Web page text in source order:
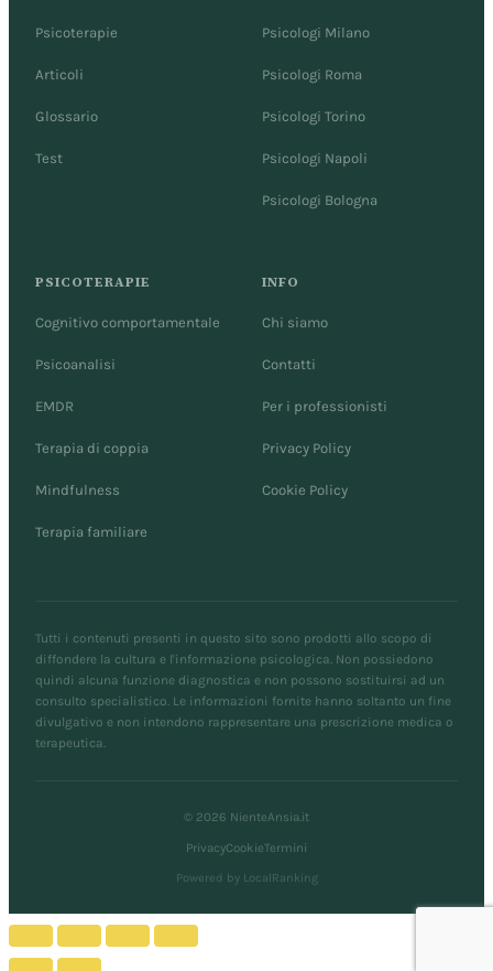
Psicoterapie
Articoli
Glossario
Test
Psicologi Milano
Psicologi Roma
Psicologi Torino
Psicologi Napoli
Psicologi Bologna
PSICOTERAPIE
Cognitivo comportamentale
Psicoanalisi
EMDR
Terapia di coppia
Mindfulness
Terapia familiare
INFO
Chi siamo
Contatti
Per i professionisti
Privacy Policy
Cookie Policy
Tutti i contenuti presenti in questo sito sono prodotti allo scopo di
diffondere la cultura e l'informazione psicologica. Non possiedono
quindi alcuna funzione diagnostica e non possono sostituirsi ad un
consulto specialistico. Le informazioni fornite hanno soltanto un fine
divulgativo e non intendono rappresentare una prescrizione medica o
terapeutica.
© 2026 NienteAnsia.it
PrivacyCookieTermini
Powered by LocalRanking